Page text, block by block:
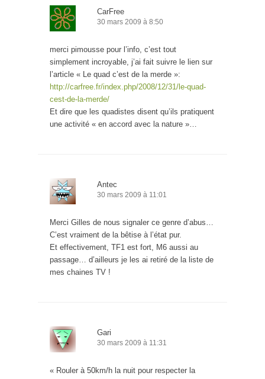
CarFree
30 mars 2009 à 8:50
merci pimousse pour l’info, c’est tout
simplement incroyable, j’ai fait suivre le lien sur
l’article « Le quad c’est de la merde »:
http://carfree.fr/index.php/2008/12/31/le-quad-
cest-de-la-merde/
Et dire que les quadistes disent qu’ils pratiquent
une activité « en accord avec la nature »…
Antec
30 mars 2009 à 11:01
Merci Gilles de nous signaler ce genre d’abus…
C’est vraiment de la bêtise à l’état pur.
Et effectivement, TF1 est fort, M6 aussi au
passage… d’ailleurs je les ai retiré de la liste de
mes chaines TV !
Gari
30 mars 2009 à 11:31
« Rouler à 50km/h la nuit pour respecter la